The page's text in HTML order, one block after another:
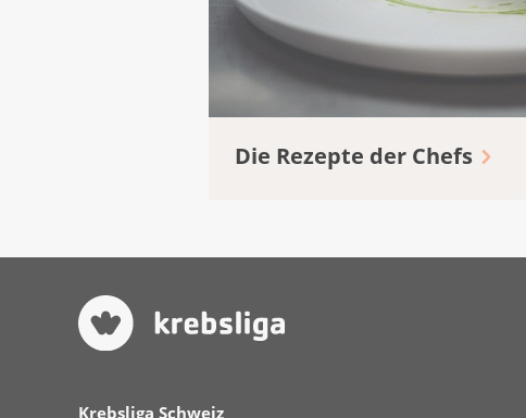
Die Rezepte der Chefs
Krebsliga Schweiz